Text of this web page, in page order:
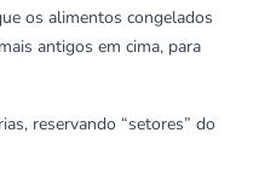
os alimentos congelados
antigos em cima, para
reservando “setores” do